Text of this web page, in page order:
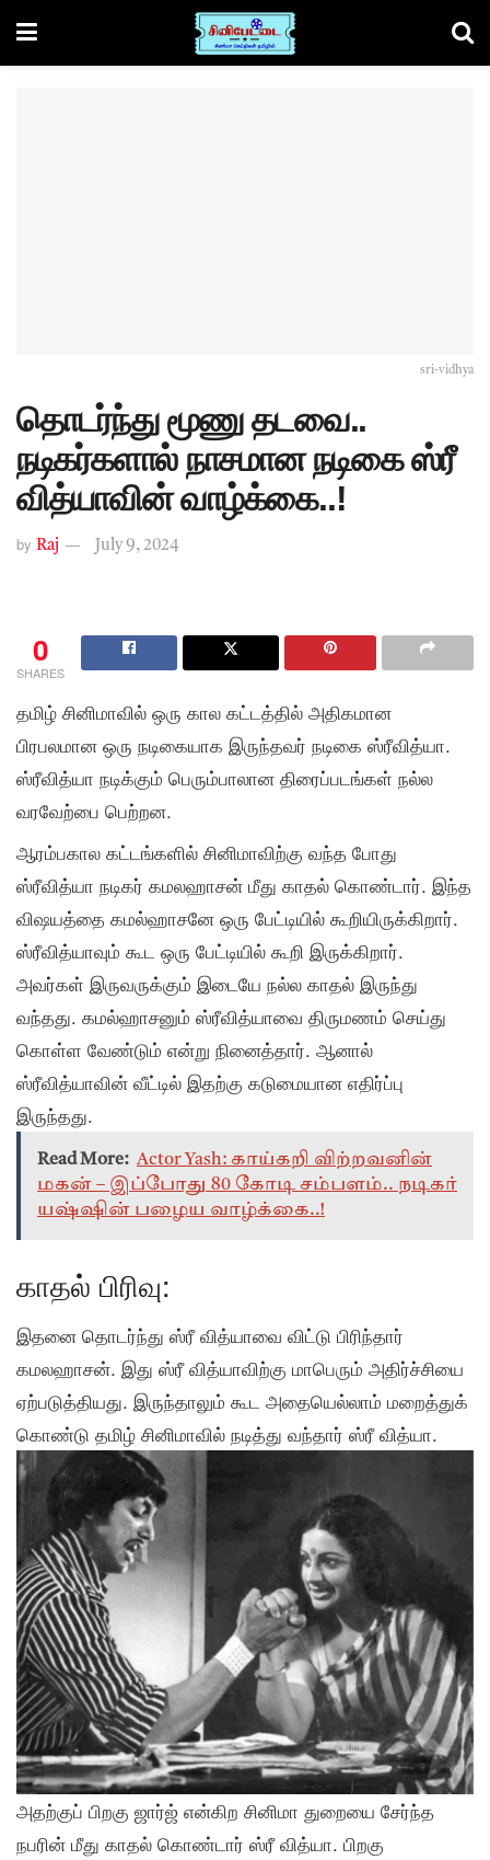
sri-vidhya
தொடர்ந்து மூணு தடவை..
நடிகர்களால் நாசமான நடிகை ஸ்ரீ
வித்யாவின் வாழ்க்கை..!
by Raj July 9, 2024
0
SHARES
தமிழ் சினிமாவில் ஒரு கால கட்டத்தில் அதிகமான
பிரபலமான ஒரு நடிகையாக இருந்தவர் நடிகை ஸ்ரீவித்யா.
ஸ்ரீவித்யா நடிக்கும் பெரும்பாலான திரைப்படங்கள் நல்ல
வரவேற்பை பெற்றன.
ஆரம்பகால கட்டங்களில் சினிமாவிற்கு வந்த போது
ஸ்ரீவித்யா நடிகர் கமலஹாசன் மீது காதல் கொண்டார். இந்த
விஷயத்தை கமல்ஹாசனே ஒரு பேட்டியில் கூறியிருக்கிறார்.
ஸ்ரீவித்யாவும் கூட ஒரு பேட்டியில் கூறி இருக்கிறார்.
அவர்கள் இருவருக்கும் இடையே நல்ல காதல் இருந்து
வந்தது. கமல்ஹாசனும் ஸ்ரீவித்யாவை திருமணம் செய்து
கொள்ள வேண்டும் என்று நினைத்தார். ஆனால்
ஸ்ரீவித்யாவின் வீட்டில் இதற்கு கடுமையான எதிர்ப்பு
இருந்தது.
Read More: Actor Yash: காய்கறி விற்றவனின்
மகன் – இப்போது 80 கோடி சம்பளம்.. நடிகர்
யஷ்ஷின் பழைய வாழ்க்கை..!
காதல் பிரிவு:
இதனை தொடர்ந்து ஸ்ரீ வித்யாவை விட்டு பிரிந்தார்
கமலஹாசன். இது ஸ்ரீ வித்யாவிற்கு மாபெரும் அதிர்ச்சியை
ஏற்படுத்தியது. இருந்தாலும் கூட அதையெல்லாம் மறைத்துக்
கொண்டு தமிழ் சினிமாவில் நடித்து வந்தார் ஸ்ரீ வித்யா.
அதற்குப் பிறகு ஜார்ஜ் என்கிற சினிமா துறையை சேர்ந்த
நபரின் மீது காதல் கொண்டார் ஸ்ரீ வித்யா. பிறகு